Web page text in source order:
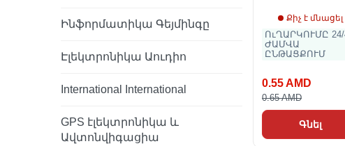
Ինֆորմատիկա Գեյմինգը
Էլեկտրոնիկա Աուդիո
International International
GPS էլեկտրոնիկա և
Ավտոնվիգացիա
Քիչ է մնացել
ՈւՂԱՐԿՈՒՄԸ 24/
ԺԱՄՎԱ
ԸՆԹԱՑՔՈՒՄ
0.55 AMD
0.65 AMD
Գնել